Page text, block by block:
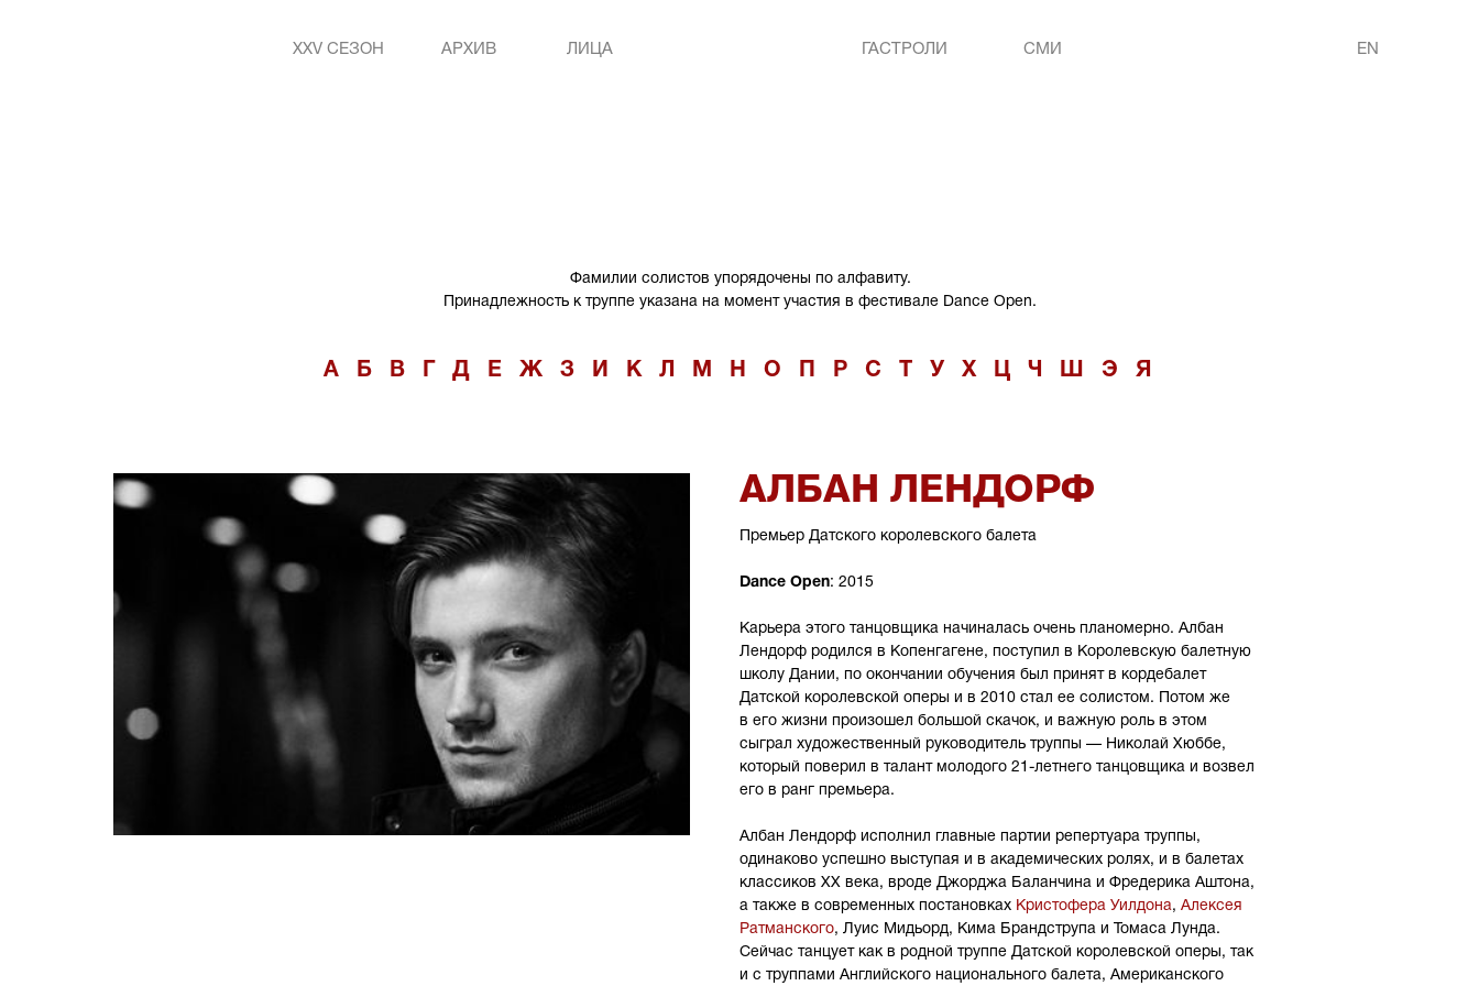
XXV СЕЗОН АРХИВ ЛИЦА ГАСТРОЛИ СМИ EN
Фамилии солистов упорядочены по алфавиту.
Принадлежность к труппе указана на момент участия в фестивале Dance Open.
А Б В Д Е Ж З И К Л М Н О Р С У Х Ц Ч Ш Э Я
АЛБАН ЛЕНДОРФ
Премьер Датского королевского балета
Dance Open: 2015
Карьера этого танцовщика начиналась очень планомерно. Албан
Лендорф родился в Копенгагене, поступил в Королевскую балетную
школу Дании, по окончании обучения был принят в кордебалет
Датской королевской оперы и в 2010 стал ее солистом. Потом же
в его жизни произошел большой скачок, и важную роль в этом
сыграл художественный руководитель труппы — Николай Хюббе,
который поверил в талант молодого 21-летнего танцовщика и возвел
его в ранг премьера.
Албан Лендорф исполнил главные партии репертуара труппы,
одинаково успешно выступая и в академических ролях, и в балетах
классиков XX века, вроде Джорджа Баланчина и Фредерика Аштона,
а также в современных постановках Кристофера Уилдона, Алексея
Ратманского, Луис Мидьорд, Кима Брандструпа и Томаса Лунда.
Сейчас танцует как в родной труппе Датской королевской оперы, так
и с труппами Английского национального балета, Американского